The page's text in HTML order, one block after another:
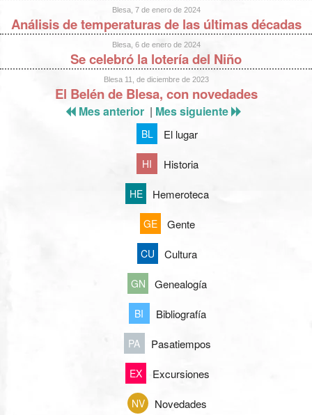
Blesa, 7 de enero de 2024
Análisis de temperaturas de las últimas décadas
Blesa, 6 de enero de 2024
Se celebró la lotería del Niño
Blesa 11, de diciembre de 2023
El Belén de Blesa, con novedades
Mes anterior| Mes siguiente
BL El lugar
HI Historia
HE Hemeroteca
GE Gente
CU Cultura
GN Genealogía
BI Bibliografía
PA Pasatiempos
EX Excursiones
NV Novedades